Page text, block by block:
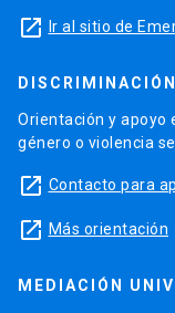
launch Ir al sitio de
Orientación y apoyo
género o violencia
launch Contacto para
launch Más orientación
MEDIACIÓN